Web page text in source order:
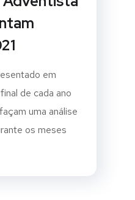
em
de cada ano
uma análise
os meses